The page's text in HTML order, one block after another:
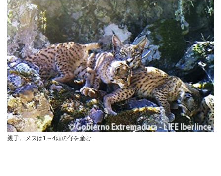
親子。メスは1～4頭の仔を産む